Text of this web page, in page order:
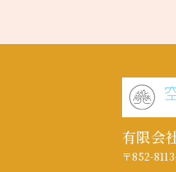
有限会
〒852-8113